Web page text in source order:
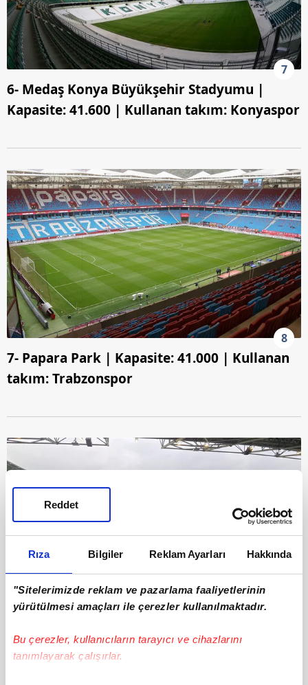
Rıza Bilgiler Reklam Ayarları Hakkında
"Sitelerimizde reklam ve pazarlama faaliyetlerinin
yürütülmesi amaçları ile çerezler kullanılmaktadır.
Bu çerezler, kullanıcıların tarayıcı ve cihazlarını
tanımlayarak çalışırlar.
Reddet
7
6- Medaş Konya Büyükşehir Stadyumu |
Kapasite: 41.600 | Kullanan takım: Konyaspor
8
7- Papara Park | Kapasite: 41.000 | Kullanan
takım: Trabzonspor
Kapasite: 34.829 | Kullanan takım:
Kocaelispor